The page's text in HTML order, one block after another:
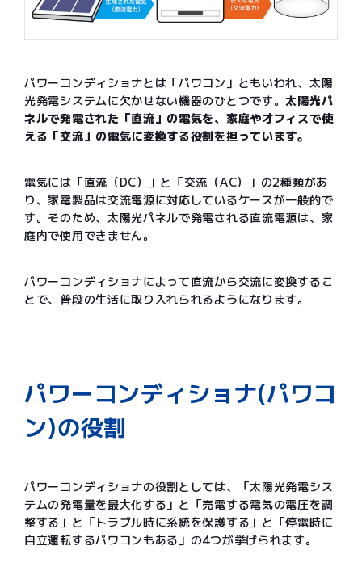
パワーコンディショナとは「パワコン」ともいわれ、太陽
光発電システムに欠かせない機器のひとつです。 太陽光パ
ネルで発電された「直流」の電気を、家庭やオフィスで使
える「交流」の電気に変換する役割を担っています。
電気には「直流（DC）」と「交流（AC）」の2種類があ
り、家電製品は交流電源に対応しているケースが一般的で
す。そのため、太陽光パネルで発電される直流電源は、家
庭内で使用できません。
パワーコンディショナによって直流から交流に変換するこ
とで、普段の生活に取り入れられるようになります。
パワーコンディショナ(パワコ
ン)の役割
パワーコンディショナの役割としては、「太陽光発電シス
テムの発電量を最大化する」と「売電する電気の電圧を調
整する」と「トラブル時に系統を保護する」と「停電時に
自立運転するパワコンもある」の4つが挙げられます。